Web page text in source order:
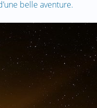
belle aventure.